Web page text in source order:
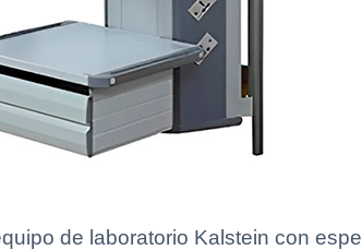
de laboratorio Kalstein con